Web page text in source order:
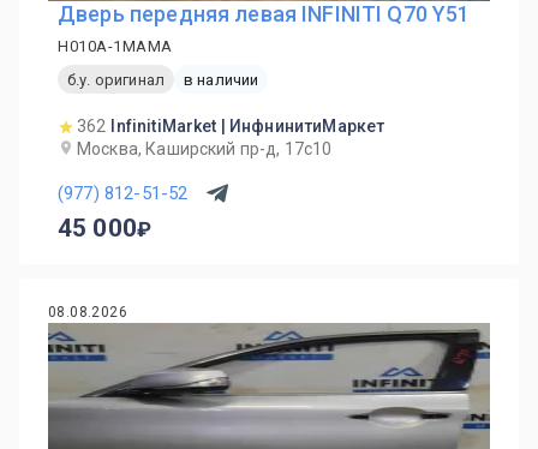
Дверь передняя левая INFINITI Q70 Y51
H010A-1MAMA
б.у. оригинал
в наличии
362
InfinitiMarket | ИнфнинитиМаркет
Москва, Каширский пр-д, 17с10
(977) 812-51-52
45 000
08.08.2026